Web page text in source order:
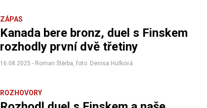
ZÁPAS
Kanada bere bronz, duel s Finskem
rozhodly první dvě třetiny
16.08.2025 - Roman Štěrba, foto: Denisa Huťková
ROZHOVORY